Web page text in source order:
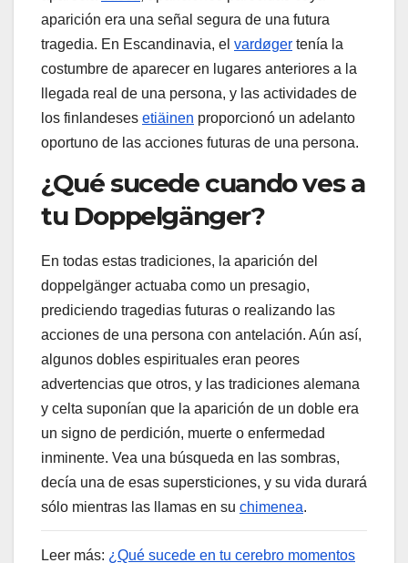
aparición era una señal segura de una futura
tragedia. En Escandinavia, el vardøger tenía la
costumbre de aparecer en lugares anteriores a la
llegada real de una persona, y las actividades de
los finlandeses etiäinen proporcionó un adelanto
oportuno de las acciones futuras de una persona.
¿Qué sucede cuando ves a
tu Doppelgänger?
En todas estas tradiciones, la aparición del
doppelgänger actuaba como un presagio,
prediciendo tragedias futuras o realizando las
acciones de una persona con antelación. Aún así,
algunos dobles espirituales eran peores
advertencias que otros, y las tradiciones alemana
y celta suponían que la aparición de un doble era
un signo de perdición, muerte o enfermedad
inminente. Vea una búsqueda en las sombras,
decía una de esas supersticiones, y su vida durará
sólo mientras las llamas en su chimenea.
Leer más: ¿Qué sucede en tu cerebro momentos